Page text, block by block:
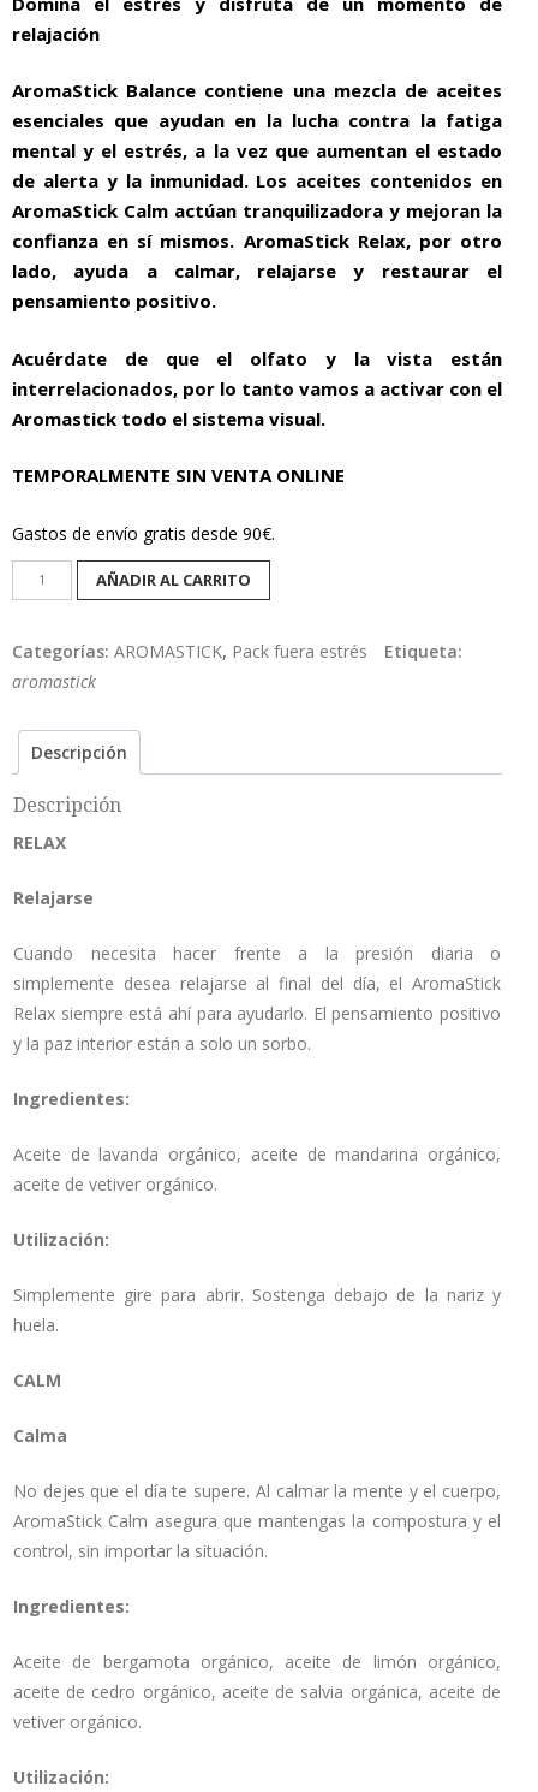
31,47€.
relajación
AromaStick Balance contiene una mezcla de aceites
esenciales que ayudan en la lucha contra la fatiga
mental y el estrés, a la vez que aumentan el estado
de alerta y la inmunidad. Los aceites contenidos en
AromaStick Calm actúan tranquilizadora y mejoran la
confianza en sí mismos. AromaStick Relax, por otro
lado, ayuda a calmar, relajarse y restaurar el
pensamiento positivo.
Acuérdate de que el olfato y la vista están
interrelacionados, por lo tanto vamos a activar con el
Aromastick todo el sistema visual.
TEMPORALMENTE SIN VENTA ONLINE
Gastos de envío gratis desde 90€.
Pack
fuera
cantidad
AÑADIR AL CARRITO
Categorías: AROMASTICK, Pack fuera estrés
Etiqueta:
aromastick
Descripción
Descripción
RELAX
Relajarse
Cuando necesita hacer frente a la presión diaria o
simplemente desea relajarse al final del día, el AromaStick
Relax siempre está ahí para ayudarlo. El pensamiento positivo
y la paz interior están a solo un sorbo.
Ingredientes:
Aceite de lavanda orgánico, aceite de mandarina orgánico,
aceite de vetiver orgánico.
Utilización:
Simplemente gire para abrir. Sostenga debajo de la nariz y
huela.
CALM
Calma
No dejes que el día te supere. Al calmar la mente y el cuerpo,
AromaStick Calm asegura que mantengas la compostura y el
control, sin importar la situación.
Ingredientes:
Aceite de bergamota orgánico, aceite de limón orgánico,
aceite de cedro orgánico, aceite de salvia orgánica, aceite de
vetiver orgánico.
Utilización: